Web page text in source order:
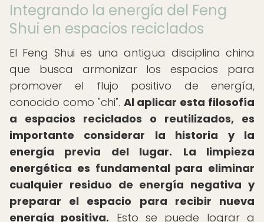
Integrando la energía del Feng
Shui en espacios reciclados
El Feng Shui es una antigua disciplina china
que busca armonizar los espacios para
promover el flujo positivo de energía,
conocido como "chi". Al aplicar esta filosofía
a espacios reciclados o reutilizados, es
importante considerar la historia y la
energía previa del lugar.
La limpieza
energética es fundamental para eliminar
cualquier residuo de energía negativa y
preparar el espacio para recibir nueva
energía positiva. Esto se puede lograr a